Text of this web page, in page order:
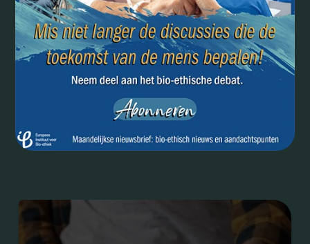
Van embryoselectie naar eugenetica: hoe